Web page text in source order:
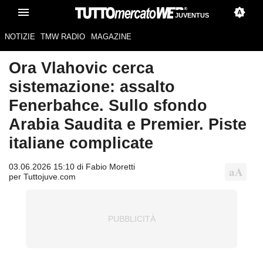
JUVENTUS
NOTIZIE TMW RADIO MAGAZINE
Ora Vlahovic cerca
sistemazione: assalto
Fenerbahce. Sullo sfondo
Arabia Saudita e Premier. Piste
italiane complicate
03.06.2026 15:10 di Fabio Moretti
per Tuttojuve.com